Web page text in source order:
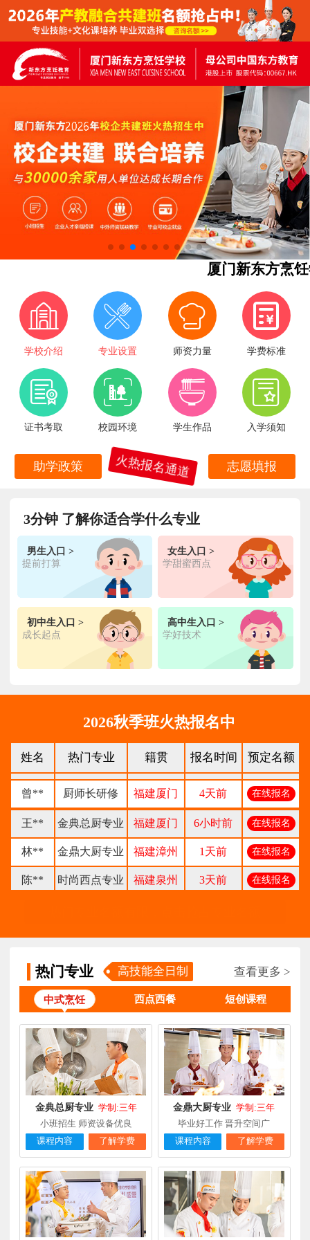
厦门新东方烹饪学
学校介绍 专业设置 师资力量 学费标准
证书考取 校园环境 学生作品 入学须知
助学政策 火热报名通道 志愿填报
3分钟 了解你适合学什么专业
男生入口 >
提前打算
女生入口 >
学甜蜜西点
初中生入口 >
成长起点
高中生入口 >
学好技术
2026秋季班火热报名中
姓名 热门专业 籍贯 报名时间 预定名额
王** 金典总厨专业 福建厦门 6小时前
林** 金鼎大厨专业 福建漳州 1天前 在线报名
时尚西点专业 在线报名
张** 金领大厨专业 福建厦门 8小时前 在线报名
钟** 经典西点专业 福建龙岩 5天前 在线报名
经典西点专业 福建厦门 在线报名
赖** 福建三明 16小时前 在线报名
大厨精英专业 福建福州 3天前
谢** 西点店长班 福建厦门 4天前 在线报名
曾** 厨师长研修 福建厦门 4天前 在线报名
王** 金典总厨专业 福建厦门 6小时前 在线报名
林** 金鼎大厨专业 福建漳州 1天前 在线报名
陈** 时尚西点专业 福建泉州 3天前 在线报名
柯** 经典西点专业 福建厦门
赖**
时尚西餐西点
专业
福建三明 16小时前 在线报名
陈** 大厨精英专业 福建福州 3天前 在线报名
谢** 西点店长班 4天前 在线报名
曾** 厨师长研修 福建厦门 4天前 在线报名
热门专业 高技能全日制 查看更多 >
中式烹饪 西点西餐 短创课程
金典总厨专业 学制:三年
小班招生 师资设备优良
课程内容
了解学费
金鼎大厨专业 学制:三年
毕业好工作 晋升空间广
课程内容
了解学费